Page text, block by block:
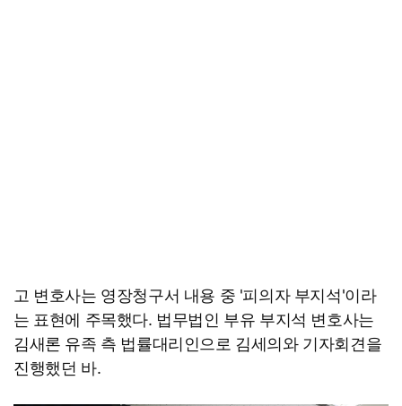
고 변호사는 영장청구서 내용 중 '피의자 부지석'이라
는 표현에 주목했다. 법무법인 부유 부지석 변호사는
김새론 유족 측 법률대리인으로 김세의와 기자회견을
진행했던 바.